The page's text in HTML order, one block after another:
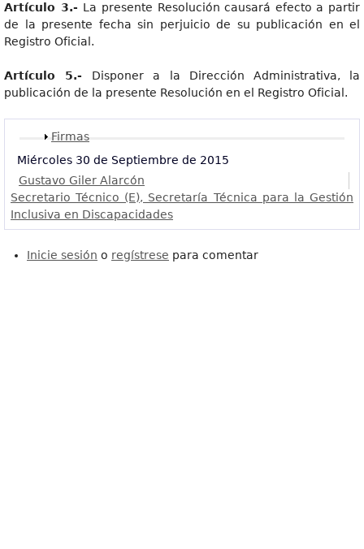
Artícul o 3.- La presente Resolución causará efecto a partir
de la presente fecha sin perjuicio de su publicación en el
Registro Oficial.
Artículo 5.- Disponer a la Dirección Administrativa, la
publicación de la presente Resolución en el Registro Oficial.
Mostrar
Firmas
Miércoles 30 de Septiembre de 2015
Gustavo Giler Alarcón
Secretario Técnico (E), Secretaría Técnica para la Gestión
Inclusiva en Discapacidades
Inicie sesión o regístrese para comentar